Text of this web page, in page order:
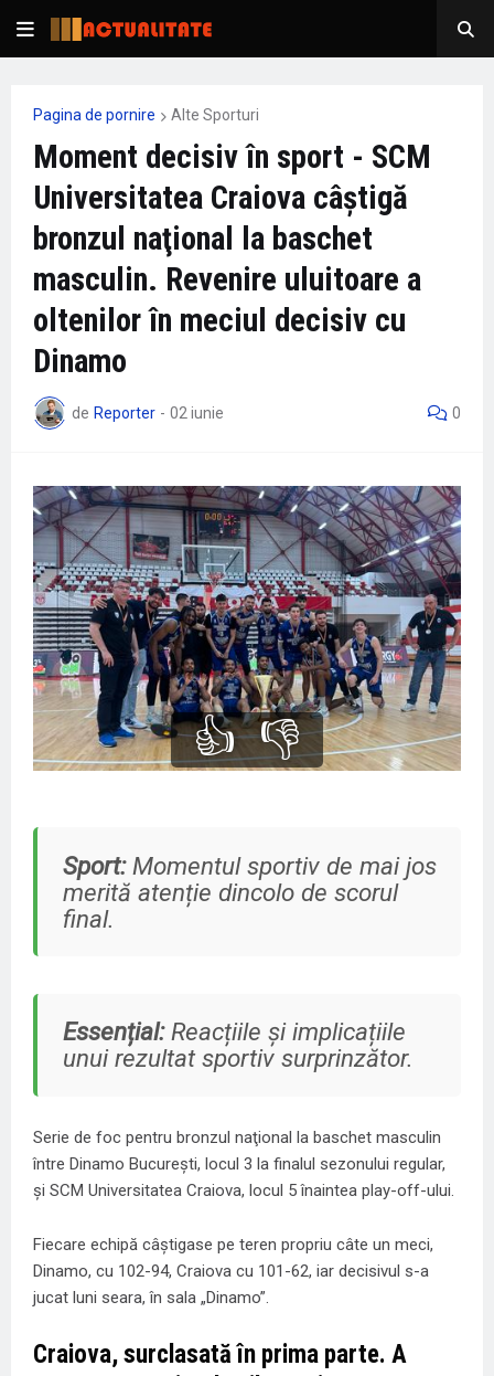
Pagina de pornire Alte Sporturi
Moment decisiv în sport - SCM
Universitatea Craiova câştigă
bronzul naţional la baschet
masculin. Revenire uluitoare a
oltenilor în meciul decisiv cu
Dinamo
de Reporter - 02 iunie 0
👍 👎
Sport:Momentul sportiv de mai jos
merită atenție dincolo de scorul
final.
Essențial:Reacțiile și implicațiile
unui rezultat sportiv surprinzător.
Serie de foc pentru bronzul naţional la baschet masculin
între Dinamo Bucureşti, locul 3 la finalul sezonului regular,
şi SCM Universitatea Craiova, locul 5 înaintea play-off-ului.
Fiecare echipă câştigase pe teren propriu câte un meci,
Dinamo, cu 102-94, Craiova cu 101-62, iar decisivul s-a
jucat luni seara, în sala „Dinamo”.
Craiova, surclasată în prima parte. A